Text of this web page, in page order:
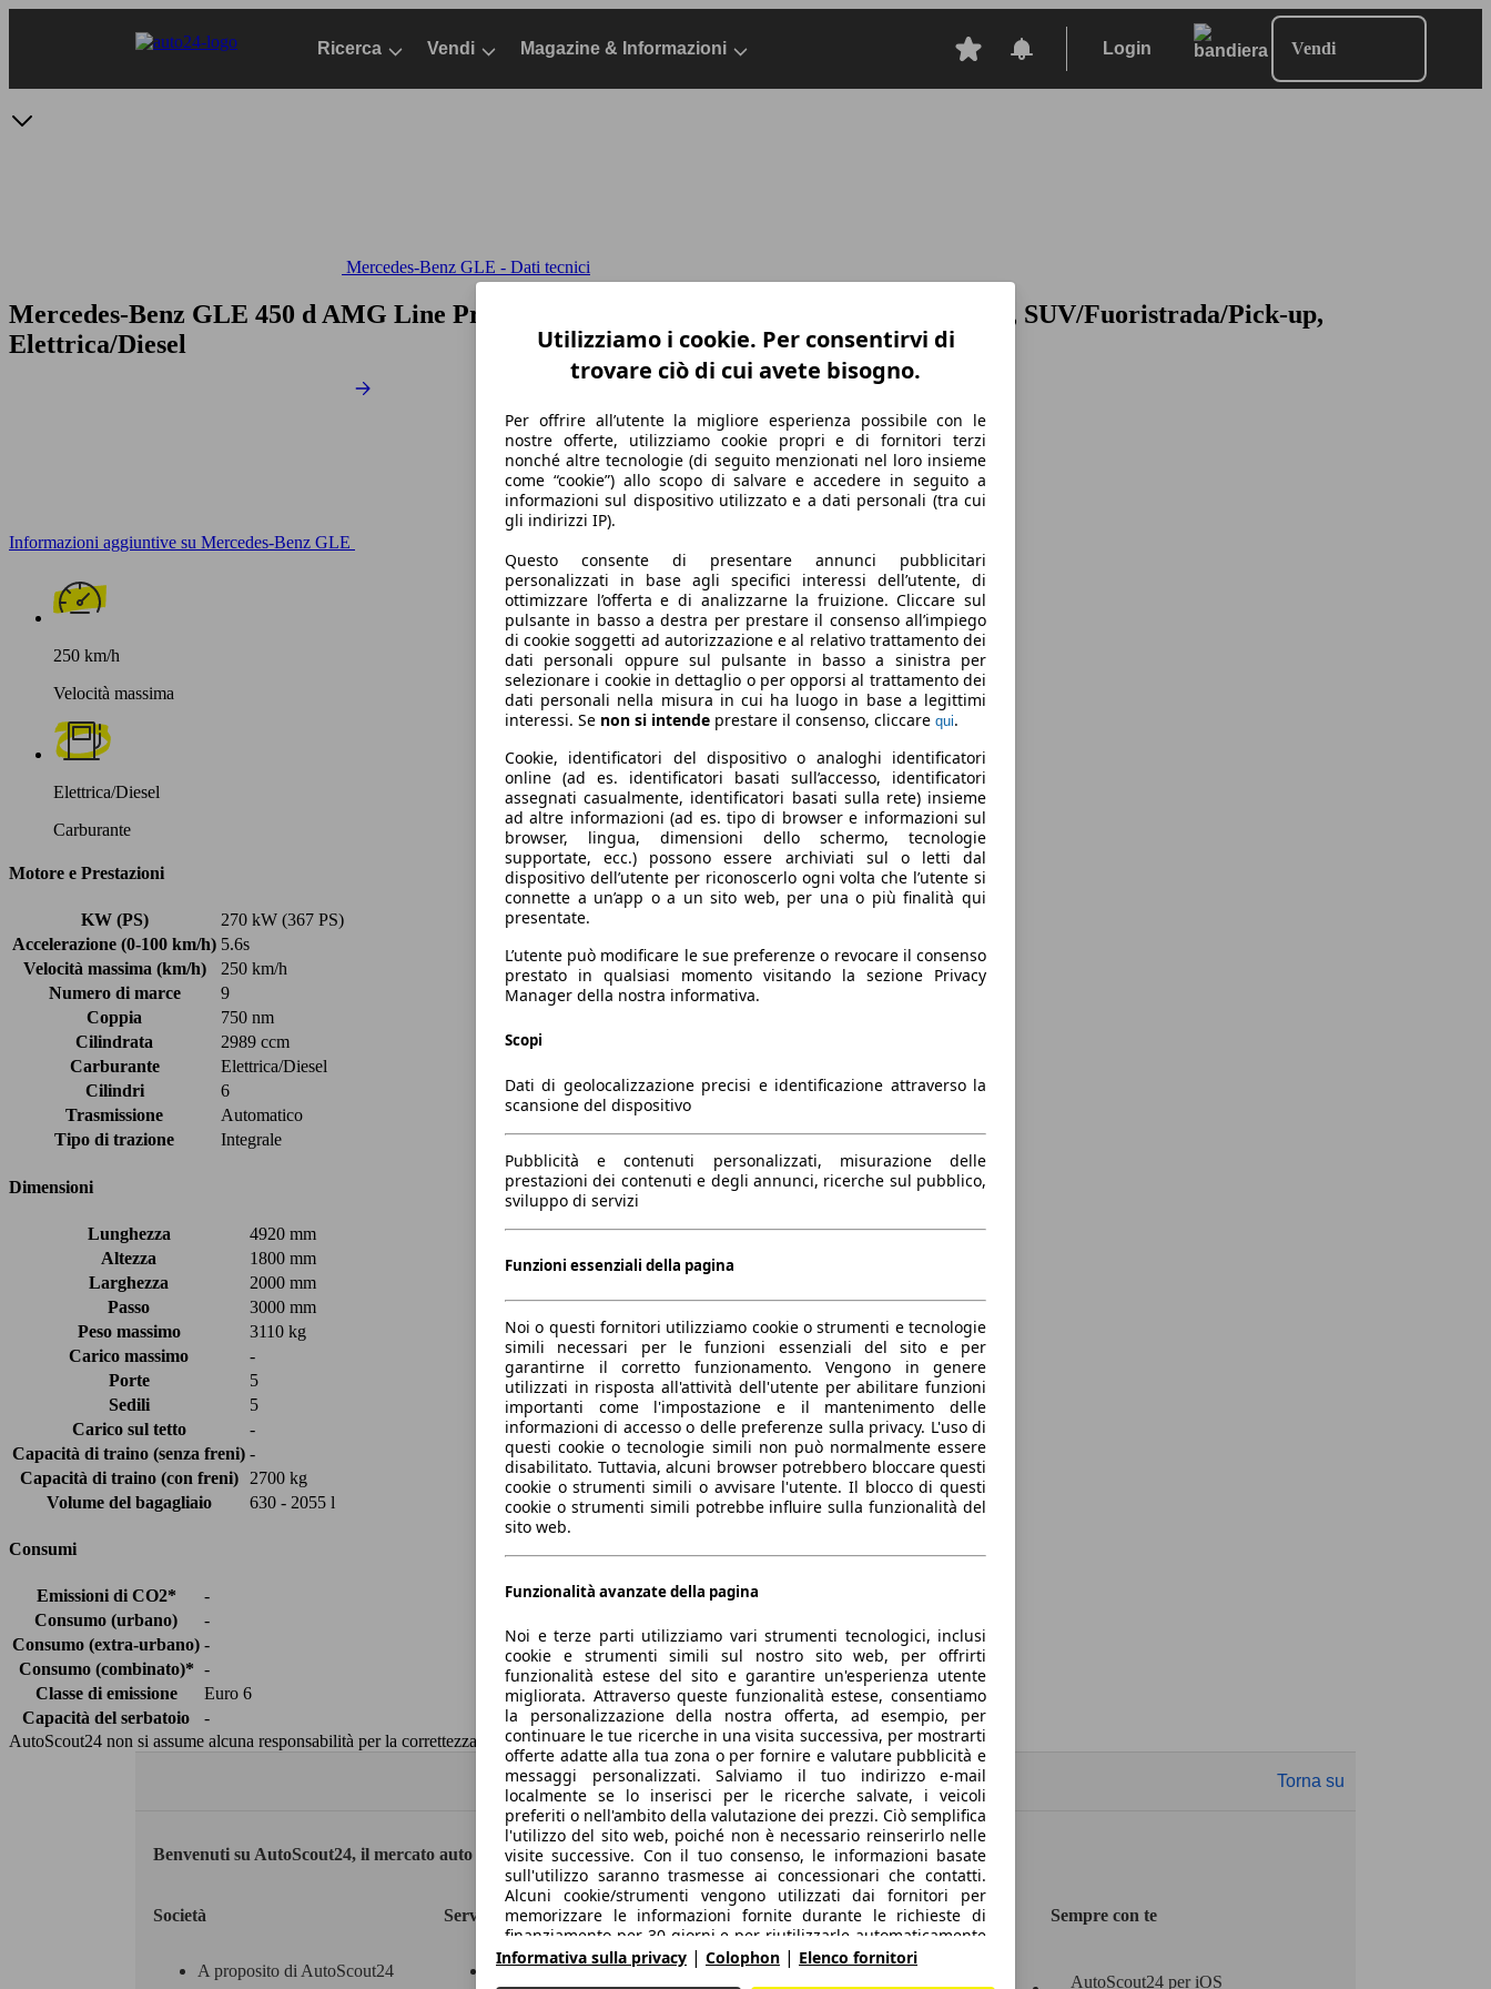
Ricerca Vendi Magazine & Informazioni Login Vendi
Mercedes-Benz GLE - Dati tecnici
Mercedes-Benz GLE 450 d AMG Line Premium Plus 4matic auto
- V167 2023, Dal 2023, SUV/Fuoristrada/Pick-up,
Elettrica/Diesel
Informazioni aggiuntive su Mercedes-Benz GLE
250 km/h
Velocità massima
Elettrica/Diesel
Carburante
Motore e Prestazioni
KW (PS)
270 kW (367 PS)
Accelerazione (0-100 km/h) 5.6s
Velocità massima (km/h)
250 km/h
Numero di marce
9
Coppia
750 nm
Cilindrata
2989 ccm
Carburante
Elettrica/Diesel
Cilindri
6
Trasmissione
Automatico
Tipo di trazione
Integrale
Dimensioni
Lunghezza
4920 mm
Altezza
1800 mm
Larghezza
2000 mm
Passo
3000 mm
Peso massimo
3110 kg
Carico massimo
-
Porte
5
Sedili
5
Carico sul tetto
-
Capacità di traino (senza freni) -
Capacità di traino (con freni)
2700 kg
Volume del bagagliaio
630 - 2055 l
Consumi
Emissioni di CO2*
-
Consumo (urbano)
-
Consumo (extra-urbano) -
Consumo (combinato)* -
Classe di emissione
Euro 6
Capacità del serbatoio
-
AutoScout24 non si assume alcuna responsabilità per la correttezza dei dati.
Torna su
Benvenuti su AutoScout24, il mercato auto europeo.
Società
A proposito di AutoScout24
Servizi Area rivenditori
Servizi per i dealer
Sempre con te
AutoScout24 per iOS
Utilizziamo i cookie. Per consentirvi di
trovare ciò di cui avete bisogno.
Per offrire all’utente la migliore esperienza possibile con le
nostre offerte, utilizziamo cookie propri e di fornitori terzi
nonché altre tecnologie (di seguito menzionati nel loro insieme
come “cookie”) allo scopo di salvare e accedere in seguito a
informazioni sul dispositivo utilizzato e a dati personali (tra cui
gli indirizzi IP).
Questo consente di presentare annunci pubblicitari
personalizzati in base agli specifici interessi dell’utente, di
ottimizzare l’offerta e di analizzarne la fruizione. Cliccare sul
pulsante in basso a destra per prestare il consenso all’impiego
di cookie soggetti ad autorizzazione e al relativo trattamento dei
dati personali oppure sul pulsante in basso a sinistra per
selezionare i cookie in dettaglio o per opporsi al trattamento dei
dati personali nella misura in cui ha luogo in base a legittimi
interessi. Se non si intende prestare il consenso, cliccare qui.
Cookie, identificatori del dispositivo o analoghi identificatori
online (ad es. identificatori basati sull’accesso, identificatori
assegnati casualmente, identificatori basati sulla rete) insieme
ad altre informazioni (ad es. tipo di browser e informazioni sul
browser, lingua, dimensioni dello schermo, tecnologie
supportate, ecc.) possono essere archiviati sul o letti dal
dispositivo dell’utente per riconoscerlo ogni volta che l’utente si
connette a un’app o a un sito web, per una o più finalità qui
presentate.
L’utente può modificare le sue preferenze o revocare il consenso
prestato in qualsiasi momento visitando la sezione Privacy
Manager della nostra informativa.
Scopi
Dati di geolocalizzazione precisi e identificazione attraverso la
scansione del dispositivo
Pubblicità e contenuti personalizzati, misurazione delle
prestazioni dei contenuti e degli annunci, ricerche sul pubblico,
sviluppo di servizi
Funzioni essenziali della pagina
Noi o questi fornitori utilizziamo cookie o strumenti e tecnologie
simili necessari per le funzioni essenziali del sito e per
garantirne il corretto funzionamento. Vengono in genere
utilizzati in risposta all'attività dell'utente per abilitare funzioni
importanti come l'impostazione e il mantenimento delle
informazioni di accesso o delle preferenze sulla privacy. L'uso di
questi cookie o tecnologie simili non può normalmente essere
disabilitato. Tuttavia, alcuni browser potrebbero bloccare questi
cookie o strumenti simili o avvisare l'utente. Il blocco di questi
cookie o strumenti simili potrebbe influire sulla funzionalità del
sito web.
Funzionalità avanzate della pagina
Noi e terze parti utilizziamo vari strumenti tecnologici, inclusi
cookie e strumenti simili sul nostro sito web, per offrirti
funzionalità estese del sito e garantire un'esperienza utente
migliorata. Attraverso queste funzionalità estese, consentiamo
la personalizzazione della nostra offerta, ad esempio, per
continuare le tue ricerche in una visita successiva, per mostrarti
offerte adatte alla tua zona o per fornire e valutare pubblicità e
messaggi personalizzati. Salviamo il tuo indirizzo e-mail
localmente se lo inserisci per le ricerche salvate, i veicoli
preferiti o nell'ambito della valutazione dei prezzi. Ciò semplifica
l'utilizzo del sito web, poiché non è necessario reinserirlo nelle
visite successive. Con il tuo consenso, le informazioni basate
sull'utilizzo saranno trasmesse ai concessionari che contatti.
Alcuni cookie/strumenti vengono utilizzati dai fornitori per
memorizzare le informazioni fornite durante le richieste di
finanziamento per 30 giorni e per riutilizzarle automaticamente
entro tale periodo per compilare nuove richieste di
Informativa sulla privacy | Colophon | Elenco fornitori